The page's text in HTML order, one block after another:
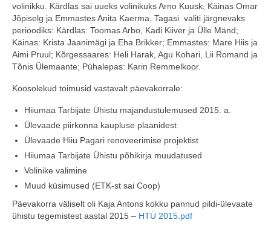
volinikku. Kärdlas sai uueks volinikuks Arno Kuusk, Käinas Omar
Jõpiselg ja Emmastes Anita Kaerma. Tagasi valiti järgnevaks
perioodiks: Kärdlas: Toomas Arbo, Kadi Kiiver ja Ülle Mänd;
Käinas: Krista Jaanimägi ja Eha Brikker; Emmastes: Mare Hiis ja
Aimi Pruul; Kõrgessaares: Heli Harak, Agu Kohari, Lii Romand ja
Tõnis Ülemaante; Pühalepas: Karin Remmelkoor.
Koosolekud toimusid vastavalt päevakorrale:
Hiiumaa Tarbijate Ühistu majandustulemused 2015. a.
Ülevaade piirkonna kaupluse plaanidest
Ülevaade Hiiu Pagari renoveerimise projektist
Hiiumaa Tarbijate Ühistu põhikirja muudatused
Volinike valimine
Muud küsimused (ETK-st sai Coop)
Päevakorra väliselt oli Kaja Antons kokku pannud pildi-ülevaate
ühistu tegemistest aastal 2015 – HTÜ 2015.pdf